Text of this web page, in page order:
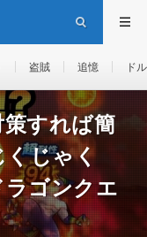
盗賊 追憶 ド
すれば簡
くじゃく
ラゴンクエ